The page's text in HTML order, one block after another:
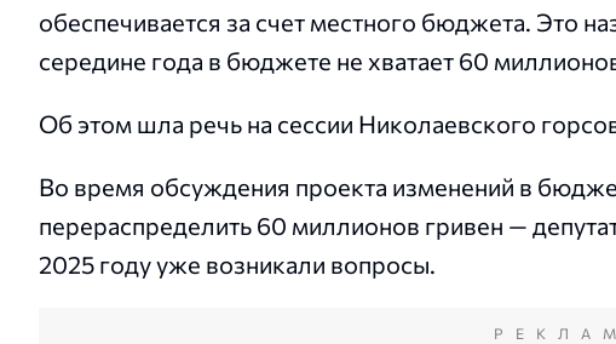
обеспечивается за счет местного бюджета. Это
середине года в бюджете не хватает 60
Об этом шла речь на сессии Николаевского
Во время обсуждения проекта изменений в
перераспределить 60 миллионов гривен —
2025 году уже возникали вопросы.